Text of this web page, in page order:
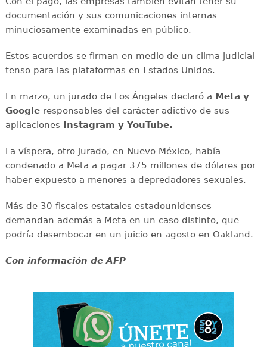
documentación y sus comunicaciones internas
minuciosamente examinadas en público.
Estos acuerdos se firman en medio de un clima judicial
tenso para las plataformas en Estados Unidos.
En marzo, un jurado de Los Ángeles declaró a Meta y
Googleresponsables del carácter adictivo de sus
aplicaciones Instagram y YouTube.
La víspera, otro jurado, en Nuevo México, había
condenado a Meta a pagar 375 millones de dólares por
haber expuesto a menores a depredadores sexuales.
Más de 30 fiscales estatales estadounidenses
demandan además a Meta en un caso distinto, que
podría desembocar en un juicio en agosto en Oakland.
Con información de AFP